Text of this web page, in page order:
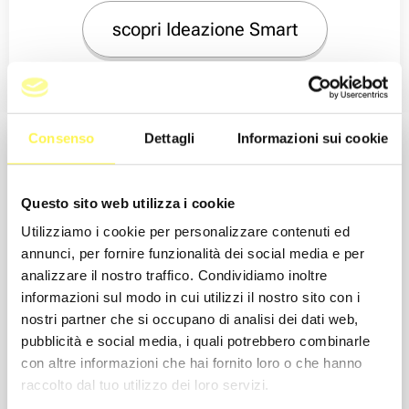
Consenso Dettagli Informazioni sui cookie
Questo sito web utilizza i cookie
Utilizziamo i cookie per personalizzare contenuti ed
annunci, per fornire funzionalità dei social media e per
analizzare il nostro traffico. Condividiamo inoltre
informazioni sul modo in cui utilizzi il nostro sito con i
nostri partner che si occupano di analisi dei dati web,
pubblicità e social media, i quali potrebbero combinarle
con altre informazioni che hai fornito loro o che hanno
raccolto dal tuo utilizzo dei loro servizi.
scopri Ideazione Smart